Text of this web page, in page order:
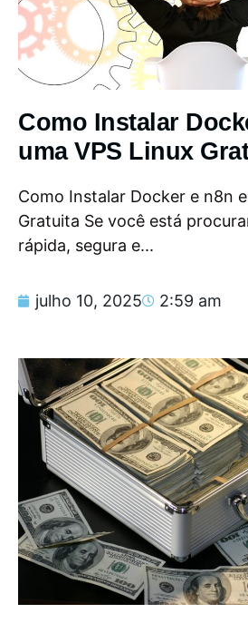
Como Instalar
uma VPS Linux
Como Instalar Docker e n8n
Gratuita Se você está
rápida, segura e...
julho 10, 2025 2:59 am